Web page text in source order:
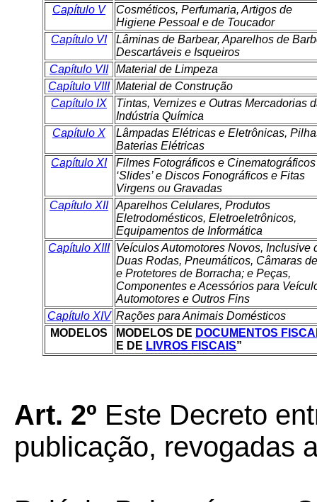
Capítulo V
Cosméticos, Perfumaria, Artigos de
Higiene Pessoal e de Toucador
Capítulo VI
Lâminas de Barbear, Aparelhos de
Descartáveis e Isqueiros
Capítulo VII
Material de Limpeza
Capítulo VIII Material de Construção
Capítulo IX
Tintas, Vernizes e Outras Mercadorias
Indústria Química
Capítulo X
Lâmpadas Elétricas e Eletrônicas,
Baterias Elétricas
Capítulo XI
Filmes Fotográficos e
‘Slides’ e Discos Fonográficos e Fitas
Virgens ou Gravadas
Capítulo XII
Aparelhos Celulares, Produtos
Eletrodomésticos, Eletroeletrônicos,
Equipamentos de Informática
Capítulo XIII Veículos Automotores Novos, Inclusive
Duas Rodas, Pneumáticos, Câmaras
e Protetores de Borracha; e Peças,
Componentes e Acessórios para
Automotores e Outros Fins
Capítulo XIV Rações para Animais Domésticos
MODELOS
MODELOS DE DOCUMENTOS
E DE LIVROS FISCAIS”
Art. 2º Este Decreto
publicação, revogadas